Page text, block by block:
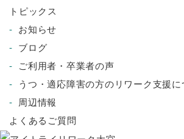
トピックス
お知らせ
ブログ
ご利用者・卒業者の声
うつ・適応障害の方のリワーク支援に
周辺情報
よくあるご質問